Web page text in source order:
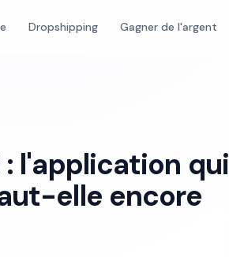
Dropshipping Gagner de l'argent
l'application qui
elle encore